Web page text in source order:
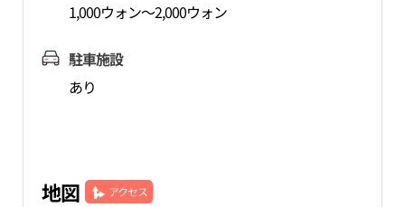
1,000ウォン～2,000ウォン
駐車施設
あり
地図 アクセス